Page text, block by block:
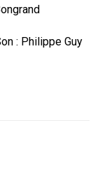
: Philippe Guy